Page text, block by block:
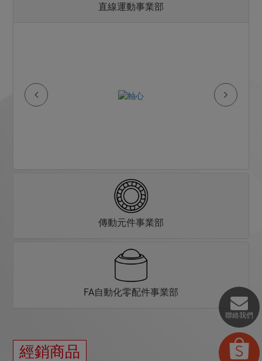
直線運動事業部
傳動元件事業部
FA自動化零配件事業部
經銷商品
聯絡我們